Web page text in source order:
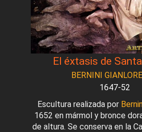
El éxtasis de
BERNINI
1647-52
Escultura realizada por
1652 en mármol y bronce
de altura. Se conserva en la